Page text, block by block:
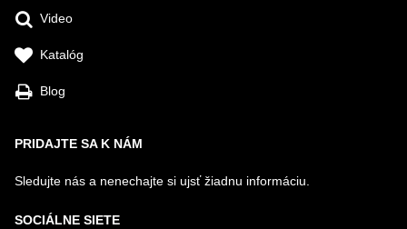
Video
Katalóg
Blog
PRIDAJTE SA K NÁM
Sledujte nás a nenechajte si ujsť žiadnu informáciu.
SOCIÁLNE SIETE